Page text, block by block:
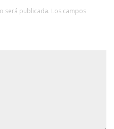
será publicada. Los campos